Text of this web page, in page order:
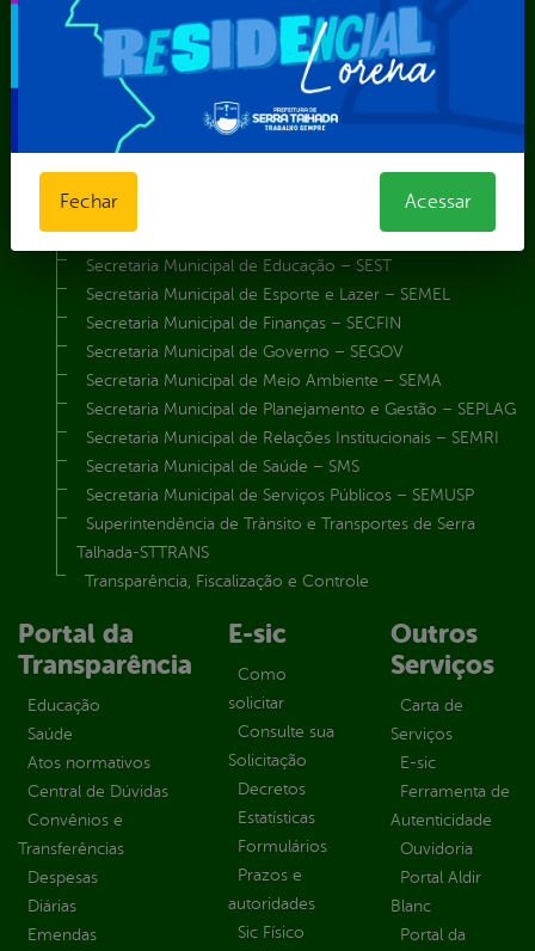
Procuradoria Geral do Município
Secretaria de Comunicação Social e Audiovisual
Secretaria de Desenvolvimento Econômico e Turismo
Secretaria de Iluminação Pública e Energia Elétrica
Secretaria Municipal da Mulher – SEMU
Secretaria Municipal de Administração – SAD
Secretaria Municipal de Agricultura e Recursos Hídricos –
SEMARH / Secretaria de Agricultura Familiar – SEMAF
Secretaria Municipal de Educação – SEST
Secretaria Municipal de Esporte e Lazer – SEMEL
Secretaria Municipal de Finanças – SECFIN
Secretaria Municipal de Governo – SEGOV
Secretaria Municipal de Meio Ambiente – SEMA
Secretaria Municipal de Planejamento e Gestão – SEPLAG
Secretaria Municipal de Relações Institucionais – SEMRI
Secretaria Municipal de Saúde – SMS
Secretaria Municipal de Serviços Públicos – SEMUSP
Superintendência de Trânsito e Transportes de Serra
Talhada-STTRANS
Transparência, Fiscalização e Controle
Portal da
Transparência
Educação
Saúde
Atos normativos
Central de Dúvidas
Convênios e
Transferências
Despesas
Diárias
Emendas
E-sic
Como
solicitar
Consulte sua
Solicitação
Decretos
Estatísticas
Formulários
Prazos e
autoridades
Sic Físico
Outros
Serviços
Carta de
Serviços
E-sic
Ferramenta de
Autenticidade
Ouvidoria
Portal Aldir
Blanc
Portal da
Fechar Acessar